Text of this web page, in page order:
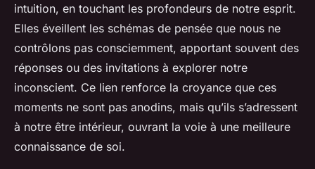
intuition, en touchant les profondeurs de notre esprit.
Elles éveillent les schémas de pensée que nous ne
contrôlons pas consciemment, apportant souvent des
réponses ou des invitations à explorer notre
inconscient. Ce lien renforce la croyance que ces
moments ne sont pas anodins, mais qu’ils s’adressent
à notre être intérieur, ouvrant la voie à une meilleure
connaissance de soi.